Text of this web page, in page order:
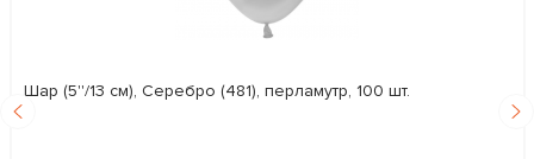
Шар (5''/13 см), Серебро (481), перламутр, 100 шт.